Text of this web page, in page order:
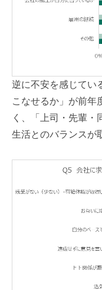
逆に不安を感じてい
こなせるか」が前年
く、「上司・先輩・
生活とのバランスが